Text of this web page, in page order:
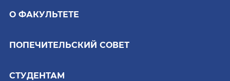
О ФАКУЛЬТЕТЕ
ПОПЕЧИТЕЛЬСКИЙ СОВЕТ
СТУДЕНТАМ